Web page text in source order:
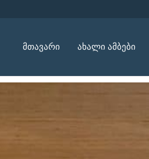
მთავარი ახალი ამბები